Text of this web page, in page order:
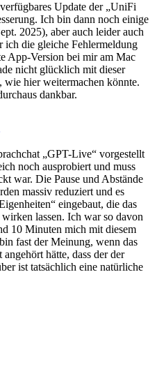
Update der „UniFi
Ich bin dann noch einige
2025), aber auch leider auch
ich die gleiche Fehlermeldung
App-Version bei mir am Mac
nicht glücklich mit dieser
wie hier weitermachen könnte.
dankbar.
„GPT-Live“ vorgestellt
noch ausprobiert und muss
war. Die Pause und Abstände
massiv reduziert und es
eingebaut, die das
lassen. Ich war so davon
10 Minuten mich mit diesem
fast der Meinung, wenn das
hätte, dass der der
ist tatsächlich eine natürliche